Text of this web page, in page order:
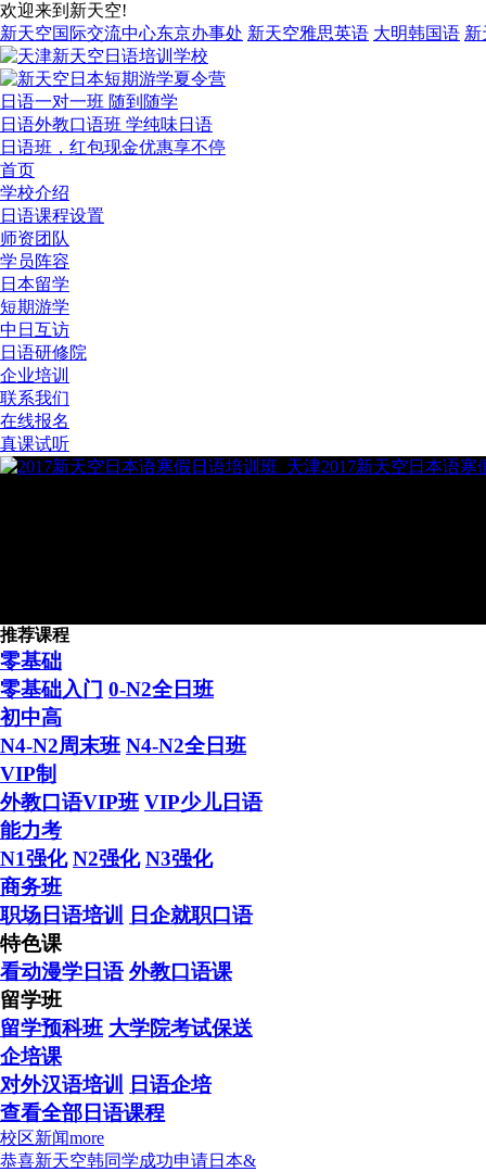
欢迎来到新天空!
新天空国际交流中心东京办事处 新天空雅思英语 大明韩国语 新
日语一对一班 随到随学
日语外教口语班 学纯味日语
日语班，红包现金优惠享不停
首页
学校介绍
日语课程设置
师资团队
学员阵容
日本留学
短期游学
中日互访
日语研修院
企业培训
联系我们
在线报名
真课试听
2017新天空日本语寒
推荐课程
零基础
零基础入门 0-N2全日班
初中高
N4-N2周末班 N4-N2全日班
VIP制
外教口语VIP班 VIP少儿日语
能力考
N1强化 N2强化 N3强化
商务班
职场日语培训
日企就职口语
特色课
看动漫学日语 外教口语课
留学班
留学预科班 大学院考试保送
企培课
对外汉语培训
日语企培
查看全部日语课程
校区新闻more
恭喜新天空韩同学成功申请日本&